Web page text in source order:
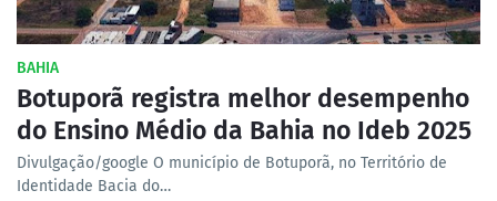
BAHIA
Botuporã registra melhor desempenho
do Ensino Médio da Bahia no Ideb 2025
Divulgação/google O município de Botuporã, no Território de
Identidade Bacia do…